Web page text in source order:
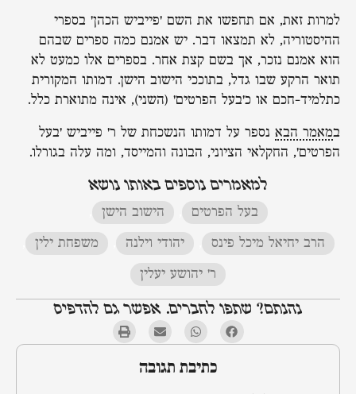
למרות זאת, אם תחפשו את השם 'פייביש הכהן' בספרי
ההיסטוריה, לא תמצאו דבר. יש אמנם כמה ספרים שבהם
הוא אמנם נזכר, אך בשם קצת אחר. בספרים אלו כמעט לא
תואר הרקע שבו גדל, בתוככי הישוב הישן. דמותו המקורית
כתלמיד-חכם או כ'בעל הפרטים' (השני), אינה מתוארת כלל.
במאמר הבא נספר על דמותו הנשכחת של ר' פייביש 'בעל
הפרטים', החקלאי הציוני, הבונה והמייסד, ומה עלה בגורלו.
למאמרים נוספים באותו נושא
בעל הפרטים הישוב הישן
הרב יחיאל מיכל פינס יהודי וילנה משפחת ילין
ר' יהושע יעלין
נהנתם? שתפו לחברים. אפשר גם להדפיס
כתיבת תגובה